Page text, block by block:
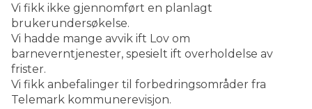
Vi fikk ikke gjennomført en planlagt
brukerundersøkelse.
Vi hadde mange avvik ift Lov om
barneverntjenester, spesielt ift overholdelse av
frister.
Vi fikk anbefalinger til forbedringsområder fra
Telemark kommunerevisjon.